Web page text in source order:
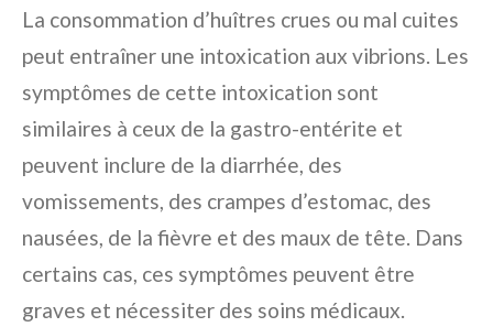
La consommation d’huîtres crues ou mal cuites
peut entraîner une intoxication aux vibrions. Les
symptômes de cette intoxication sont
similaires à ceux de la gastro-entérite et
peuvent inclure de la diarrhée, des
vomissements, des crampes d’estomac, des
nausées, de la fièvre et des maux de tête. Dans
certains cas, ces symptômes peuvent être
graves et nécessiter des soins médicaux.